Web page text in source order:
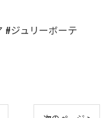
#ジュリーボーテ